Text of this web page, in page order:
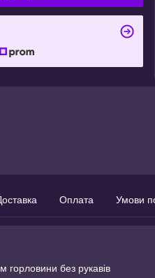
Оплата Умови
горловини без рукавів